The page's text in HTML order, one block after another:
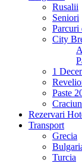
Rusalii
Seniori
Parcuri
City
1
Paste
Rezervari
Transport
Grecia
Turcia